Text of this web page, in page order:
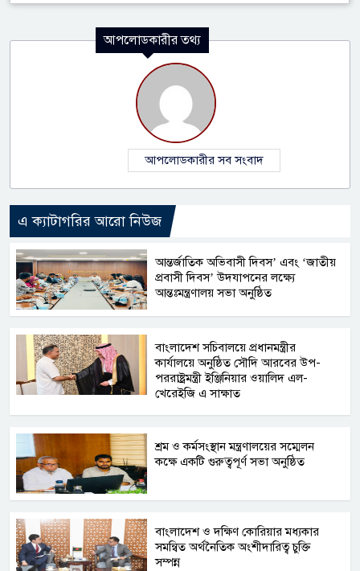
আপলোডকারীর তথ্য
আপলোডকারীর সব সংবাদ
এ ক্যাটাগরির আরো নিউজ
আন্তর্জাতিক অভিবাসী দিবস’ এবং ‘জাতীয়
প্রবাসী দিবস’ উদযাপনের লক্ষ্যে
আন্তঃমন্ত্রণালয় সভা অনুষ্ঠিত
বাংলাদেশ সচিবালয়ে প্রধানমন্ত্রীর
কার্যালয়ে অনুষ্ঠিত সৌদি আরবের উপ-
পররাষ্ট্রমন্ত্রী ইঞ্জিনিয়ার ওয়ালিদ এল-
খেরেইজি এ সাক্ষাত
শ্রম ও কর্মসংস্থান মন্ত্রণালয়ের সম্মেলন
কক্ষে একটি গুরুত্বপূর্ণ সভা অনুষ্ঠিত
বাংলাদেশ ও দক্ষিণ কোরিয়ার মধ্যকার
সমন্বিত অর্থনৈতিক অংশীদারিত্ব চুক্তি
সম্পন্ন